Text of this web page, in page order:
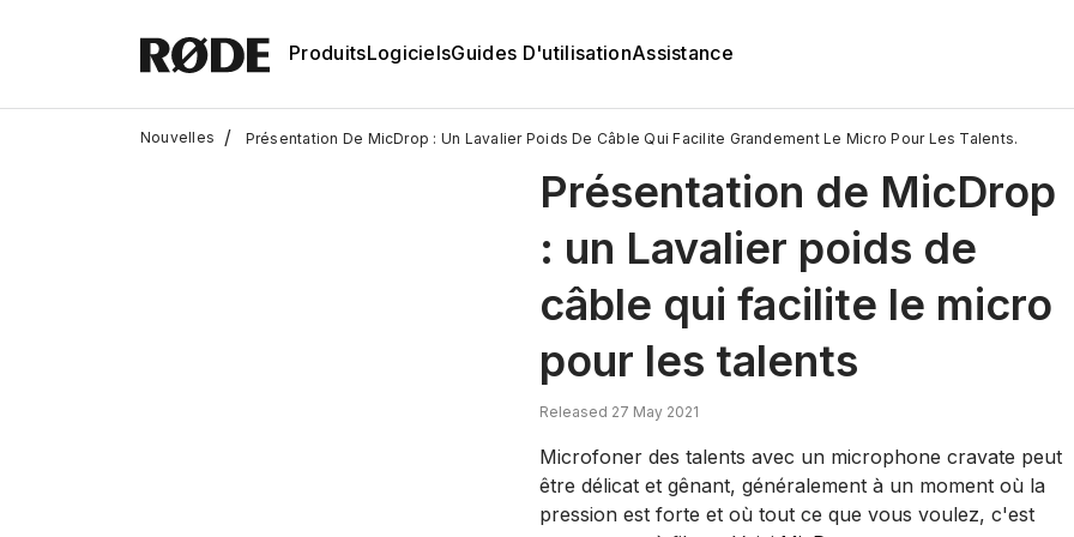
ProduitsLogicielsGuides D'utilisationAssistance
Nouvelles / Présentation De MicDrop : Un Lavalier Poids De Câble Qui Facilite Grandement Le Micro Pour Les Talents.
Présentation de MicDrop
: un Lavalier poids de
câble qui facilite le micro
pour les talents
Released 27 May 2021
Microfoner des talents avec un microphone cravate peut
être délicat et gênant, généralement à un moment où la
pression est forte et où tout ce que vous voulez, c'est